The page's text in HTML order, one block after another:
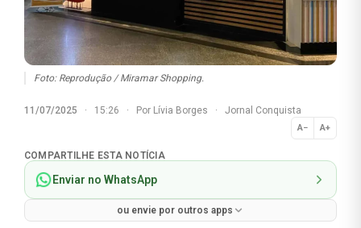
Foto: Reprodução / Miramar Shopping.
11/07/2025 · 15:26 · Por Lívia Borges · Jornal Conquista
A− A+
Normal
COMPARTILHE ESTA NOTÍCIA
Enviar no WhatsApp
ou envie por outros apps